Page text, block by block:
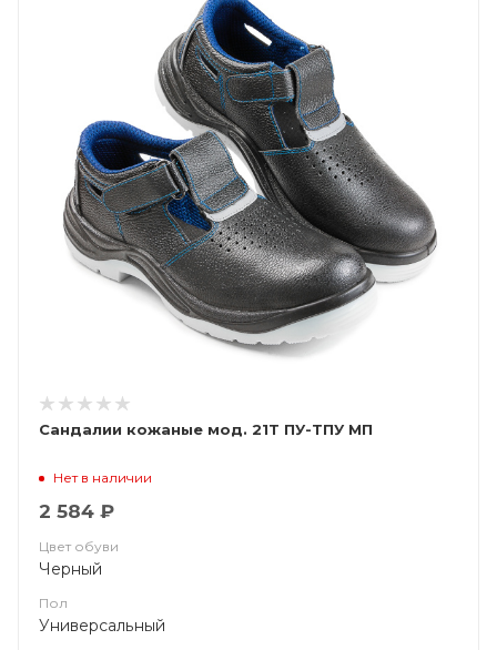
Сандалии кожаные мод. 21Т ПУ-ТПУ МП
Нет в наличии
2 584 ₽
Цвет обуви
Черный
Пол
Универсальный